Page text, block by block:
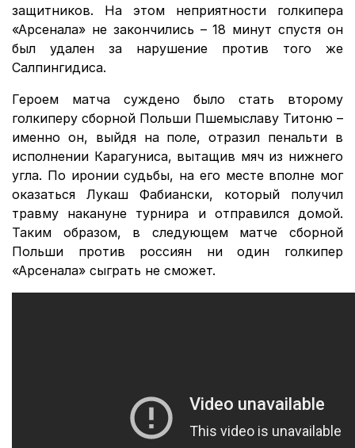
защитников. На этом неприятности голкипера
«Арсенала» не закончились – 18 минут спустя он
был удален за нарушение против того же
Салпингидиса.
Героем матча суждено было стать второму
голкиперу сборной Польши Пшемыславу Титоню –
именно он, выйдя на поле, отразил пенальти в
исполнении Карагуниса, вытащив мяч из нижнего
угла. По иронии судьбы, на его месте вполне мог
оказаться Лукаш Фабиански, который получил
травму накануне турнира и отправился домой.
Таким образом, в следующем матче сборной
Польши против россиян ни один голкипер
«Арсенала» сыграть не сможет.